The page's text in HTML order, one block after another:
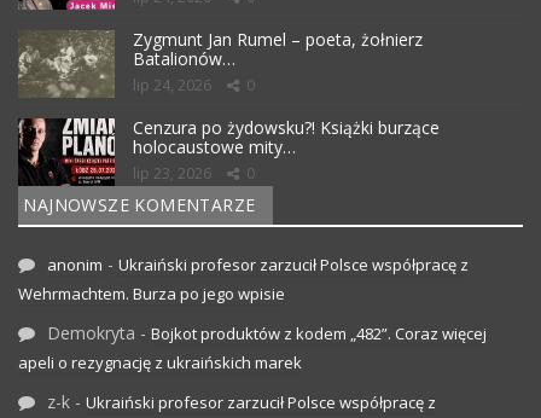
Zygmunt Jan Rumel – poeta, żołnierz
Batalionów…
lip 24, 2026 0
Cenzura po żydowsku?! Książki burzące
holocaustowe mity…
lip 23, 2026 0
NAJNOWSZE KOMENTARZE
anonim - Ukraiński profesor zarzucił Polsce współpracę z
Wehrmachtem. Burza po jego wpisie
Demokryta - Bojkot produktów z kodem „482”. Coraz więcej
apeli o rezygnację z ukraińskich marek
z-k - Ukraiński profesor zarzucił Polsce współpracę z